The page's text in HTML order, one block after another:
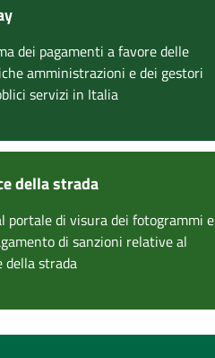
dei pagamenti a favore delle
amministrazioni e dei gestori
servizi in Italia
della strada
portale di visura dei fotogrammi e
di sanzioni relative al
della strada